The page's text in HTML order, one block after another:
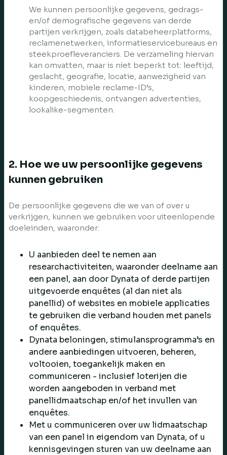
We kunnen persoonlijke gegevens, gedrags-
en/of demografische gegevens van derde
partijen verkrijgen, zoals databeheerplatforms,
reclamenetwerken, informatieservicebureaus en
steekproefleveranciers. De verzameling hiervan
kan omvatten, maar is niet beperkt tot: leeftijd,
geslacht, geografie, locatie, aanwezigheid van
kinderen, mobiele reclame-ID’s,
koopgeschiedenis, ontvangen advertenties,
lookalike-segmenten.
2. Hoe we uw persoonlijke gegevens
kunnen gebruiken
De persoonlijke gegevens die we van of over u
verkrijgen, kunnen we gebruiken voor uiteenlopende
doeleinden, waaronder:
U aanbieden deel te nemen aan
researchactiviteiten, waaronder deelname aan
een panel, aan door Dynata of derde partijen
uitgevoerde enquêtes (al dan niet als
panellid) of websites en mobiele applicaties
te gebruiken die verband houden met panels
of enquêtes.
Dynata beloningen, stimulansprogramma’s en
andere aanbiedingen uitvoeren, beheren,
voltooien, toegankelijk maken en
communiceren - inclusief loterijen die
worden aangeboden in verband met
panellidmaatschap en/of het invullen van
enquêtes.
Met u communiceren over uw lidmaatschap
van een panel in eigendom van Dynata, of u
kennisgevingen sturen van uw deelname aan